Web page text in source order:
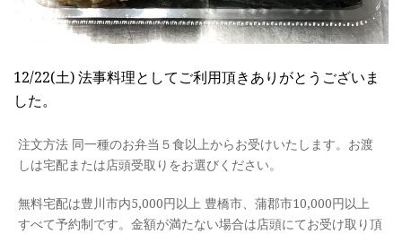
12/22(土) 法事料理としてご利用頂きありがとうございま
した。
注文方法 同一種のお弁当５食以上からお受けいたします。お渡
しは宅配または店頭受取りをお選びください。
無料宅配は豊川市内5,000円以上 豊橋市、蒲郡市10,000円以上
すべて予約制です。金額が満たない場合は店頭にてお受け取り頂